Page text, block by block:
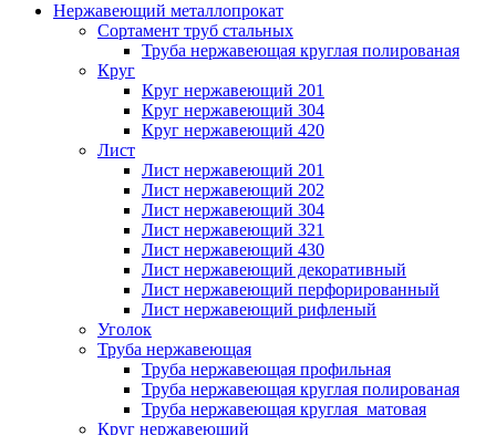
Нержавеющий металлопрокат
Сортамент труб стальных
Труба нержавеющая круглая полированая
Круг
Круг нержавеющий 201
Круг нержавеющий 304
Круг нержавеющий 420
Лист
Лист нержавеющий 201
Лист нержавеющий 202
Лист нержавеющий 304
Лист нержавеющий 321
Лист нержавеющий 430
Лист нержавеющий декоративный
Лист нержавеющий перфорированный
Лист нержавеющий рифленый
Уголок
Труба нержавеющая
Труба нержавеющая профильная
Труба нержавеющая круглая полированая
Труба нержавеющая круглая матовая
Круг нержавеющий